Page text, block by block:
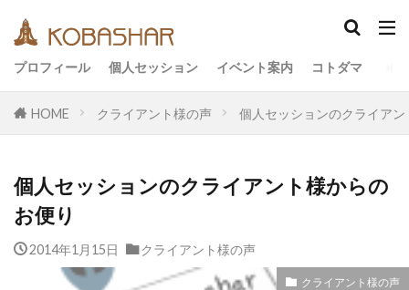
プロフィール 個人セッション イベント案内 コトダマ
HOME クライアント様の声 個人セッションのクライア
個人セッションのクライアント様からの
お便り
2014年1月15日 クライアント様の声
クライアント様の声
カテゴリー
アーティスト
イベント
イヤシロチ
エコ
デトックス
バシャール・宇宙の法則
メッセージ
ヨガ
リトリート